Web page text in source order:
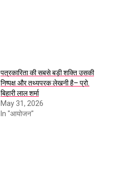
पत्रकारिता की सबसे बड़ी शक्ति उसकी
निष्पक्ष और तथ्यपरक लेखनी है– प्रो.
बिहारी लाल शर्मा
May 31, 2026
In "आयोजन"